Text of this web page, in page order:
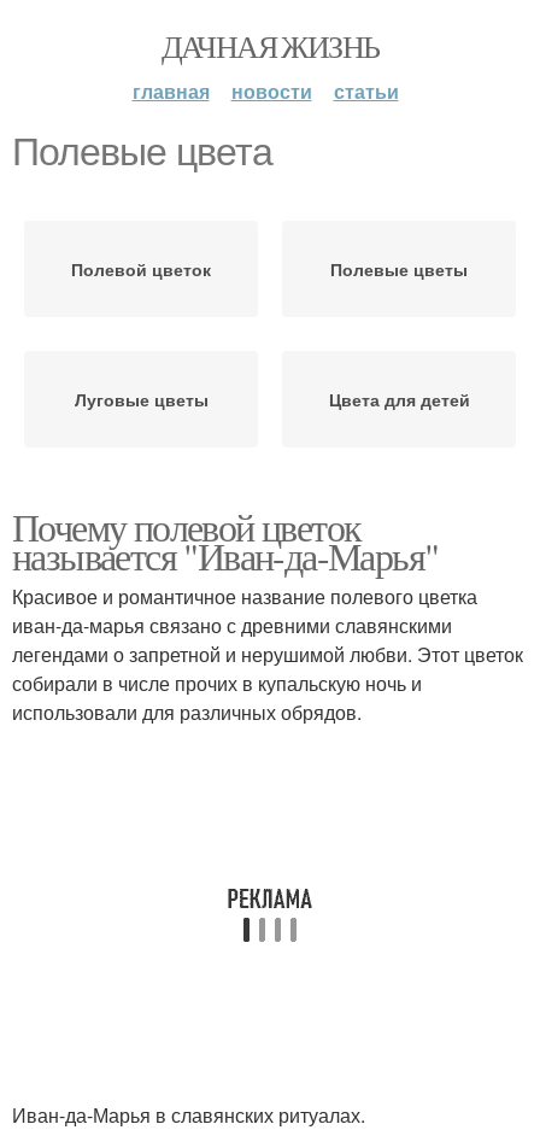
ДАЧНАЯ ЖИЗНЬ
главная новости статьи
Полевые цвета
Полевой цветок Полевые цветы
Луговые цветы Цвета для детей
Почему полевой цветок
называется "Иван-да-Марья"
Красивое и романтичное название полевого цветка
иван-да-марья связано с древними славянскими
легендами о запретной и нерушимой любви. Этот цветок
собирали в числе прочих в купальскую ночь и
использовали для различных обрядов.
Иван-да-Марья в славянских ритуалах.